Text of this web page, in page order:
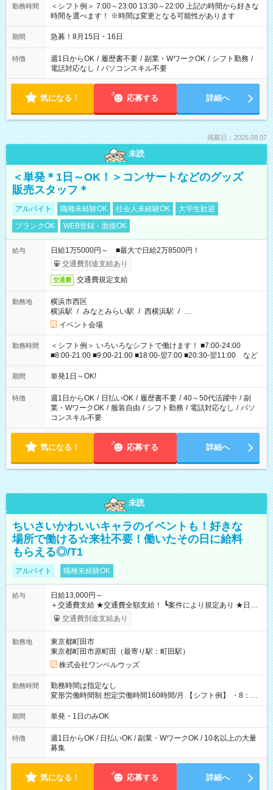
勤務時間
＜シフト例＞ 7:00～23:00 13:30～22:00 上記の時間から好きな
時間を選べます！ ※時間は変更となる可能性があります
期間 急募！8月15日・16日
特徴 週1日からOK / 履歴書不要 / 副業・WワークOK / シフト勤務 /
電話対応なし / パソコンスキル不要
気になる！ 応募する 詳細へ
掲載日：2026.08.07
未読
＜単発＊1日～OK！＞コンサートなどのグッズ
販売スタッフ＊
アルバイト 職種未経験OK 社会人未経験OK
大学生歓迎
ブランクOK
WEB登録・面接OK
給与
日給1万5000円～ ■最大で日給2万8500円！
交通費別途支給あり
交通費 交通費規定支給
勤務地
横浜市西区
横浜駅 / みなとみらい駅 / 西横浜駅 / …
イベント会場
勤務時間
＜シフト例＞ いろいろなシフトで働けます！ ■7:00-24:00
■8:00-21:00 ■9:00-21:00 ■18:00-翌7:00 ■20:30-翌11:00 など
期間 単発1日～OK!
特徴 週1日からOK / 日払いOK / 履歴書不要 / 40～50代活躍中 / 副
業・WワークOK / 服装自由 / シフト勤務 / 電話対応なし / パソ
コンスキル不要
気になる！ 応募する 詳細へ
未読
ちいさいかわいいキャラのイベントも！好きな
場所で働ける☆来社不要！働いたその日に給料
もらえる◎/T1
アルバイト 職種未経験OK
給与
日給13,000円～
＋交通費支給 ★交通費全額支給！ ┗案件により規定あり ★日払
いOK！（規定あり） ┗働いたその日に現金GET♪ お仕事後はコ
ンビニATMから 日払い分を引き落とせます！ 【試用期間】試
交通費別途支給あり
勤務地
東京都町田市
東京都町田市原町田（最寄り駅：町田駅）
株式会社ワンベルウッズ
勤務時間
勤務時間は指定なし
変形労働時間制 想定労働時間160時間/月 【シフト例】 ・8：00
～21：00
期間 単発・1日のみOK
特徴
週1日からOK / 日払いOK / 副業・WワークOK / 10名以上の大量
募集
気になる！ 応募する 詳細へ